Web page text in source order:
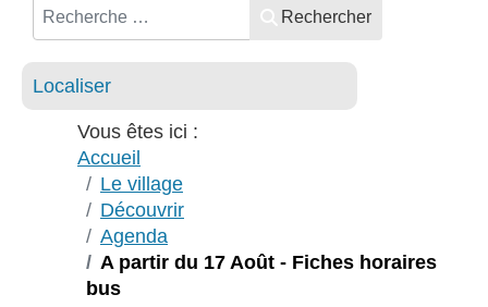
Rechercher
Localiser
Vous êtes ici :
Accueil
Le village
Découvrir
Agenda
A partir du 17 Août - Fiches horaires
bus